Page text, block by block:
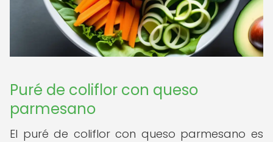
Puré de coliflor con queso
parmesano
El puré de coliflor con queso parmesano es